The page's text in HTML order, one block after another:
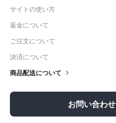
サイトの使い方
返金について
ご注文について
決済について
商品配送について
お問い合わせ